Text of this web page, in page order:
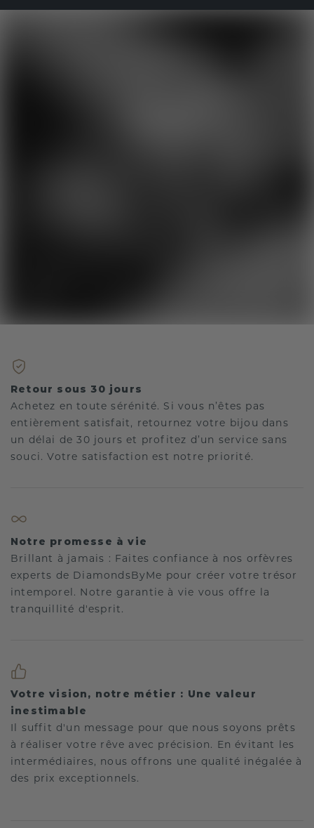
Retour sous 30 jours
Achetez en toute sérénité. Si vous n’êtes pas
entièrement satisfait, retournez votre bijou dans
un délai de 30 jours et profitez d’un service sans
souci. Votre satisfaction est notre priorité.
Notre promesse à vie
Brillant à jamais : Faites confiance à nos orfèvres
experts de DiamondsByMe pour créer votre trésor
intemporel. Notre garantie à vie vous offre la
tranquillité d'esprit.
Votre vision, notre métier : Une valeur
inestimable
Il suffit d'un message pour que nous soyons prêts
à réaliser votre rêve avec précision. En évitant les
intermédiaires, nous offrons une qualité inégalée à
des prix exceptionnels.